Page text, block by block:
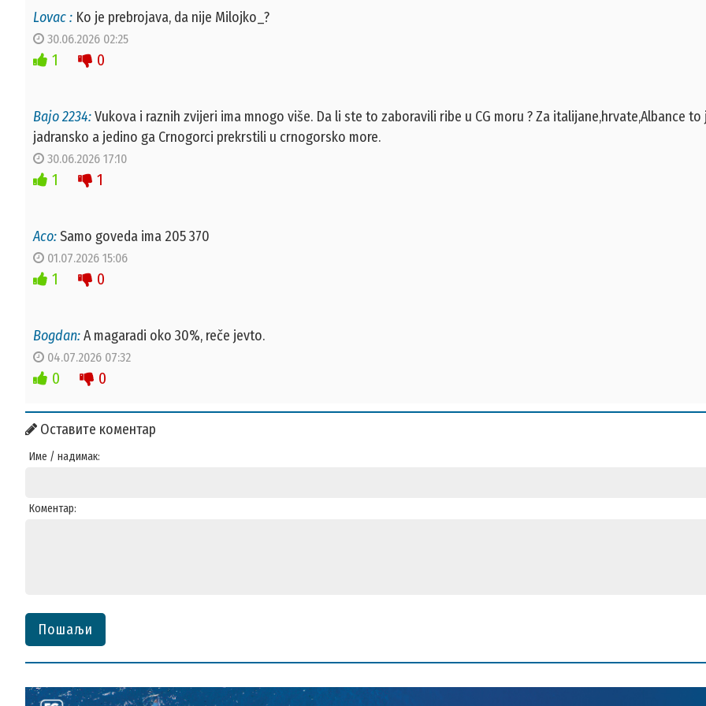
Lovac : Ko je prebrojava, da nije Milojko_?
30.06.2026 02:25
1 0
Bajo 2234:Vukova i raznih zvijeri ima mnogo više. Da li ste to zaboravili ribe u CG moru ? Za italijane,hrvate,Albance to
jadransko a jedino ga Crnogorci prekrstili u crnogorsko more.
30.06.2026 17:10
1 1
Aco:Samo goveda ima 205 370
01.07.2026 15:06
1 0
Bogdan:A magaradi oko 30%, reče jevto.
04.07.2026 07:32
0 0
Оставите коментар
Име / надимак:
Коментар:
Пошаљи